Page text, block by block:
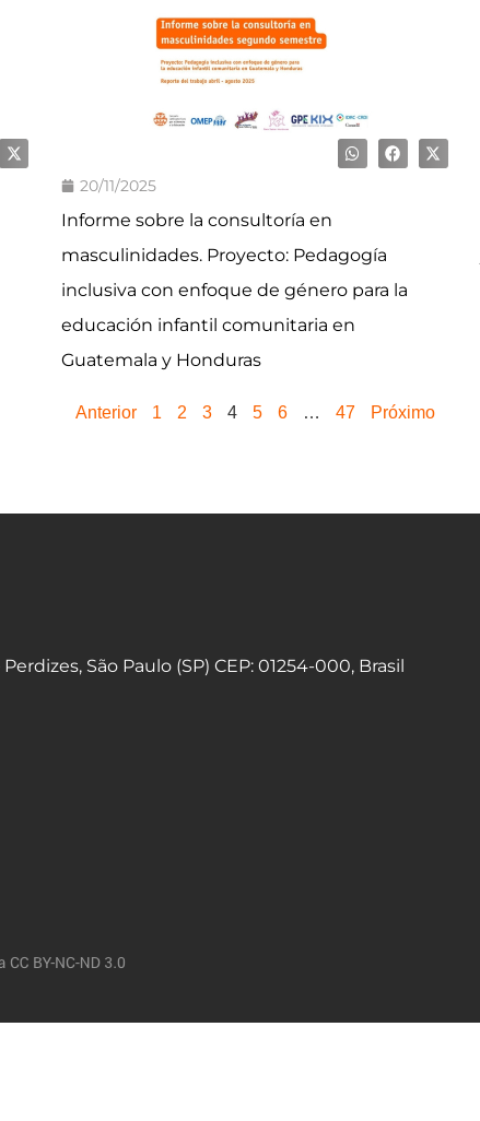
20/11/2025
Informe sobre la consultoría en
masculinidades. Proyecto: Pedagogía
inclusiva con enfoque de género para la
educación infantil comunitaria en
Guatemala y Honduras
Anterior 1 2 3 4 5 6 … 47 Próximo
São Paulo (SP) CEP: 01254-000, Brasil